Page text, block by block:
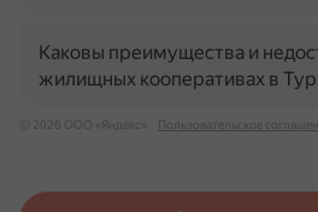
Каковы преимущества и
жилищных кооперативах в
© 2026 ООО «Яндекс» Пользовательское